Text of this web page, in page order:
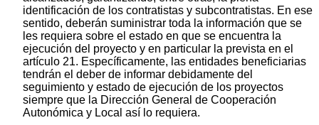
identificación de los contratistas y subcontratistas. En ese
sentido, deberán suministrar toda la información que se
les requiera sobre el estado en que se encuentra la
ejecución del proyecto y en particular la prevista en el
artículo 21. Específicamente, las entidades beneficiarias
tendrán el deber de informar debidamente del
seguimiento y estado de ejecución de los proyectos
siempre que la Dirección General de Cooperación
Autonómica y Local así lo requiera.